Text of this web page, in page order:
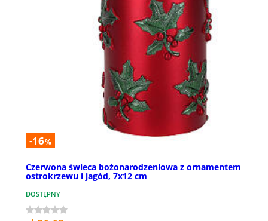
-16%
Czerwona świeca bożonarodzeniowa z ornamentem
ostrokrzewu i jagód, 7x12 cm
DOSTĘPNY